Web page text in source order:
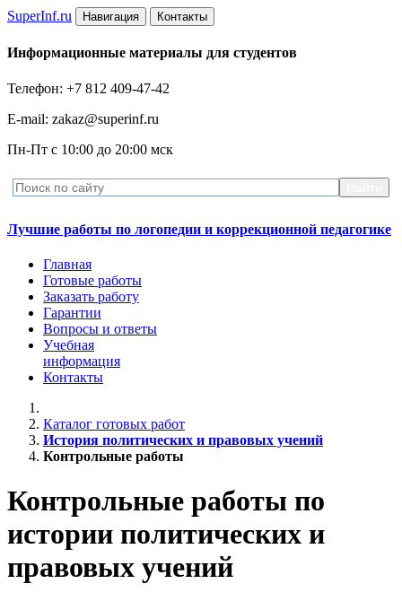
SuperInf.ru Навигация Контакты
Информационные материалы для студентов
Телефон: +7 812 409-47-42
E-mail: zakaz@superinf.ru
Пн-Пт с 10:00 до 20:00 мск
Лучшие работы по логопедии и коррекционной педагогике
Главная
Готовые работы
Заказать работу
Гарантии
Вопросы и ответы
Учебная
информация
Контакты
Каталог готовых работ
История политических и правовых учений
Контрольные работы
Контрольные работы по
истории политических и
правовых учений